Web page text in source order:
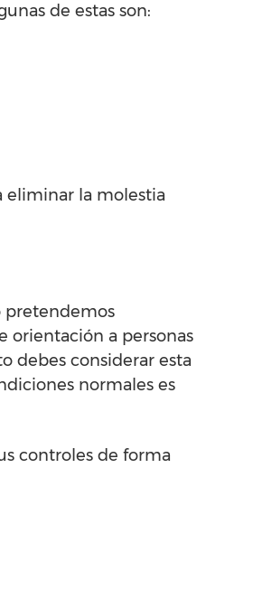
de estas son:
eliminar la molestia
pretendemos
orientación a personas
debes considerar esta
normales es
controles de forma